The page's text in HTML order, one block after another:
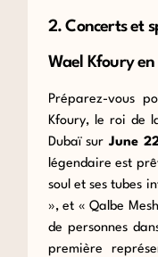
2. Concerts et
Wael Kfoury
Préparez-vous
Kfoury, le roi de
Dubaïsur June
légendaire est
soul et ses tubes
»,et « Qalbe
de personnes
première